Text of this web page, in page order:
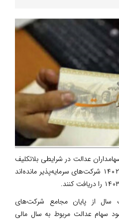
عدالت در شرایطی بلاتکلیف
دریافت باقیمانده سود سال مالی ۱۴۰۲ شرکت‌های سرمایه‌پذیر مانده‌اند
از پایان مجامع شرکت‌های
سهام عدالت مربوط به سال مالی